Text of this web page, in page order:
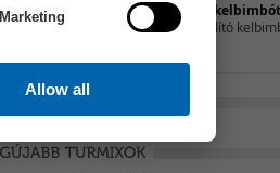
Ezért egyél rendszeresen kelbimbót
Az apró káposztához hasonlító
Marketing
Allow all